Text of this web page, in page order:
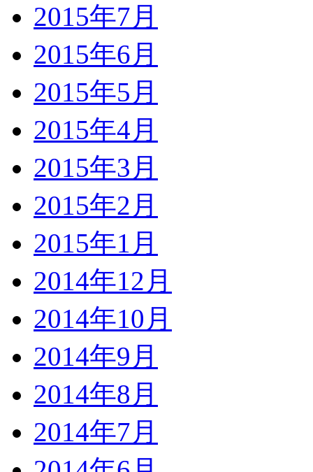
2015年7月
2015年6月
2015年5月
2015年4月
2015年3月
2015年2月
2015年1月
2014年12月
2014年10月
2014年9月
2014年8月
2014年7月